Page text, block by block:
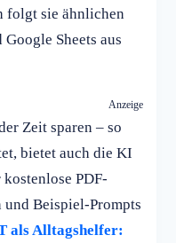
folgt sie ähnlichen
Sheets aus
Anzeige
Zeit sparen – so
bietet auch die KI
PDF-
Beispiel-Prompts
als Alltagshelfer: